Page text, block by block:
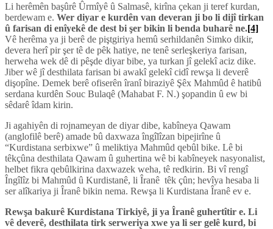
Li herêmên başûrê Ûrmîyê û Salmasê, kirîna çekan ji teref kurdan,
berdewam e. Wer diyar e kurdên van deveran ji bo li dijî tirkan
û farisan di enîyekê de dest bi şer bikin li benda buharê ne.[4]
Vê herêma ya ji berê de piştgiriya hemû serhildanên Simko dikir,
devera herî pir şer tê de pêk hatiye, ne tenê serleşkeriya farisan,
herweha wek dê di pêşde diyar bibe, ya turkan jî gelekî aciz dike.
Jiber wê jî desthilata farisan bi awakî gelekî cidî rewşa li deverê
dişopîne. Demek berê ofiserên îranî biraziyê Şêx Mahmûd ê hatibû
serdana kurdên Souc Bulaqê (Mahabat F. N.) şopandin û ew bi
sêdarê îdam kirin.
Ji agahiyên di rojnameyan de diyar dibe, kabîneya Qawam
(anglofilê berê) amade bû daxwaza îngîlîzan bipejirîne û
“Kurdistana serbixwe” û meliktiya Mahmûd qebûl bike. Lê bi
têkçûna desthilata Qawam û guhertina wê bi kabîneyek nasyonalist,
helbet fikra qebûlkirina daxwazek weha, tê redkirin. Bi vî rengî
Îngîlîz bi Mahmûd û Kurdistanê, li Îranê têk çûn; hevîya hesaba li
ser alîkariya ji Îranê bikin nema. Rewşa li Kurdistana Îranê ev e.
Rewşa bakurê Kurdistana Tirkiyê, ji ya Îranê guhertîtir e. Li
vê deverê, desthilata tirk serweriya xwe ya li ser gelê kurd, bi